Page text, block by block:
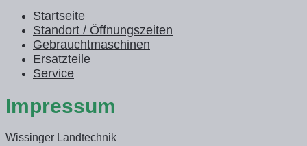
Startseite
Standort / Öffnungszeiten
Gebrauchtmaschinen
Ersatzteile
Service
Impressum
Wissinger Landtechnik